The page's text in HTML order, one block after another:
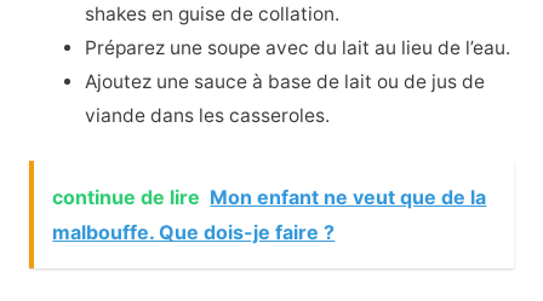
shakes en guise de collation.
Préparez une soupe avec du lait au lieu de l’eau.
Ajoutez une sauce à base de lait ou de jus de
viande dans les casseroles.
continue de lire Mon enfant ne veut que de la
malbouffe. Que dois-je faire ?